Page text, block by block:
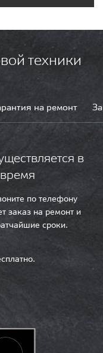
техники
на ремонт
в
по телефону
заказ на ремонт и
сроки.